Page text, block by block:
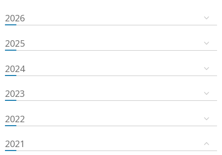
2026
2025
2024
2023
2022
2021